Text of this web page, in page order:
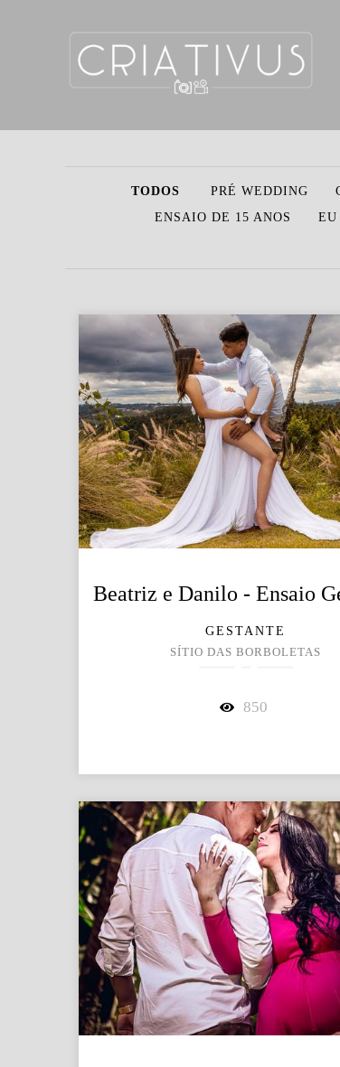
TODOS PRÉ WEDDING
ENSAIO DE 15 ANOS
EU
Beatriz e Danilo - Ensaio
GESTANTE
SÍTIO DAS BORBOLETAS
850